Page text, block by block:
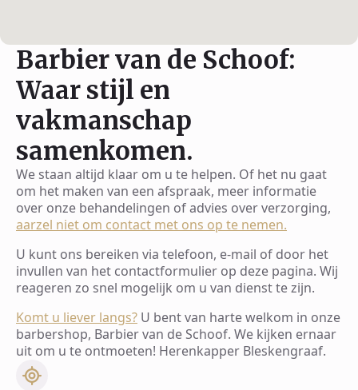
Barbier van de Schoof:
Waar stijl en
vakmanschap
samenkomen.
We staan altijd klaar om u te helpen. Of het nu gaat
om het maken van een afspraak, meer informatie
over onze behandelingen of advies over verzorging,
aarzel niet om contact met ons op te nemen.
U kunt ons bereiken via telefoon, e-mail of door het
invullen van het contactformulier op deze pagina. Wij
reageren zo snel mogelijk om u van dienst te zijn.
Komt u liever langs? U bent van harte welkom in onze
barbershop, Barbier van de Schoof. We kijken ernaar
uit om u te ontmoeten! Herenkapper Bleskengraaf.